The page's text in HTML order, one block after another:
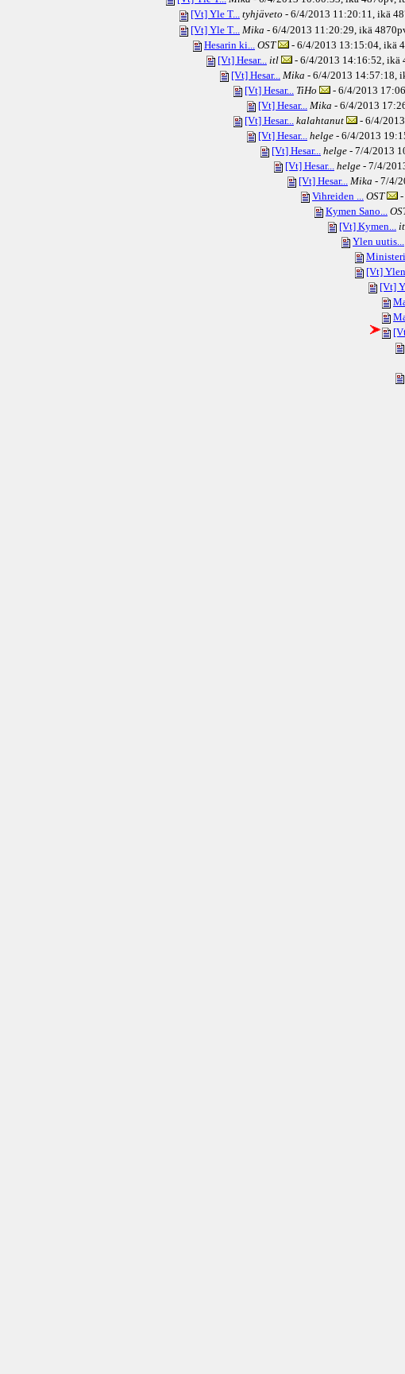
[Vt] Yle T... tyhjäveto - 6/4/2013 11:20:11, ikä
[Vt] Yle T...
Mika - 6/4/2013 11:20:29, ikä
Hesarin ki...
OST - 6/4/2013 13:15:04, ikä
[Vt] Hesar...
itl - 6/4/2013 14:16:52, ikä
[Vt] Hesar...
Mika - 6/4/2013 14:57:18,
[Vt] Hesar...
TiHo - 6/4/2013
[Vt] Hesar...
Mika - 6/4/2013
[Vt] Hesar...
kalahtanut - 6/4/
[Vt] Hesar...
helge - 6/4/2013
[Vt] Hesar...
helge - 7/4/2013
[Vt] Hesar...
helge - 7/4/
[Vt] Hesar...
Mika - 7/4/
Vihreiden ...
OST
Kymen Sano...
[Vt] Kymen...
Ylen uutis...
Ministeri
[Vt] Ylen
[Vt]